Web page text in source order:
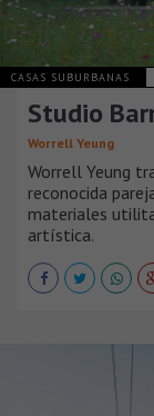
CASAS SUBURBANAS
Studio
Worrell Yeung
Worrell Yeung
reconocida
materiales
artística.